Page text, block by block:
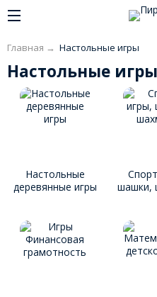
Главная → Настольные игры
Настольные игры
Настольные
деревянные игры
шашки,